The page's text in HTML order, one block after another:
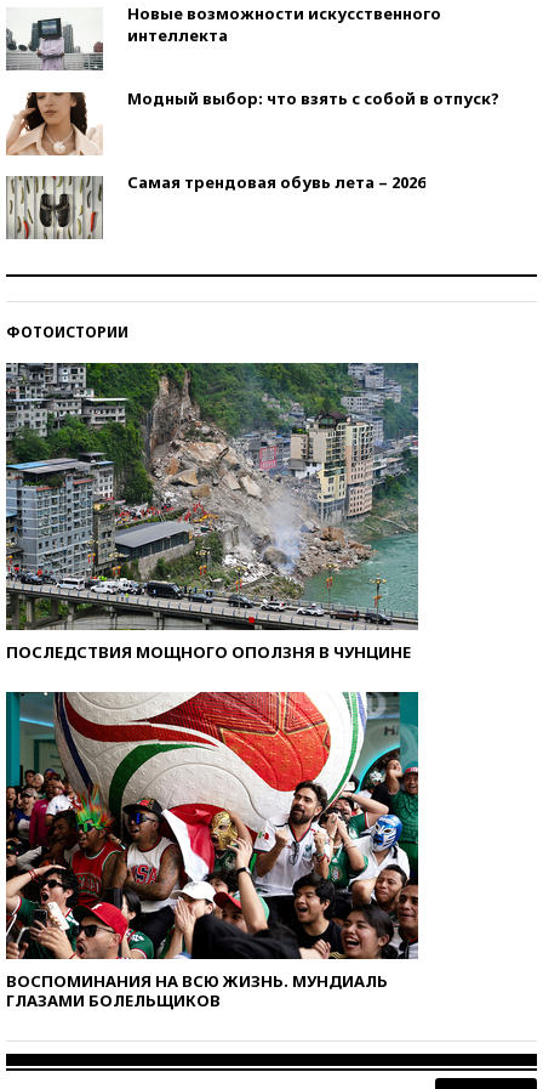
Новые возможности искусственного
интеллекта
Модный выбор: что взять с собой в отпуск?
Самая трендовая обувь лета – 2026
ФОТОИСТОРИИ
ПОСЛЕДСТВИЯ МОЩНОГО ОПОЛЗНЯ В ЧУНЦИНЕ
ВОСПОМИНАНИЯ НА ВСЮ ЖИЗНЬ. МУНДИАЛЬ
ГЛАЗАМИ БОЛЕЛЬЩИКОВ